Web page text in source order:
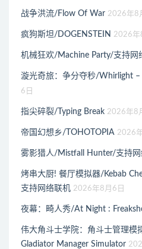
战争洪流/Flow Of War 2026年8
疯狗斯坦/DOGENSTEIN 2026年
机械狂欢/Machine Party/支持网
漩光奇旅：争分夺秒/Whirlight –
6日
指尖碎裂/Typing Break 2026年8
帝国幻想乡/TOHOTOPIA 2026
雾影猎人/Mistfall Hunter/支持网
烤串大厨! 餐厅模拟器/Kebab
支持网络联机 2026年8月6日
夜幕：畸人秀/At Night :
伟大角斗士学院：角斗士管理模
Gladiator Manager Simulator